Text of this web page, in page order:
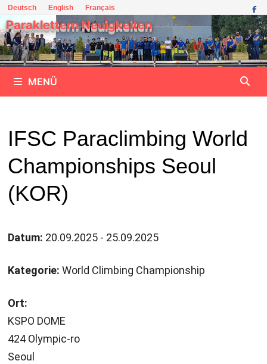
Zum
Inhalt
springen
Deutsch English Français
Paraklettern Neuigkeiten
MENÜ
IFSC Paraclimbing World
Championships Seoul
(KOR)
Datum: 20.09.2025 - 25.09.2025
Kategorie: World Climbing Championship
Ort:
KSPO DOME
424 Olympic-ro
Seoul